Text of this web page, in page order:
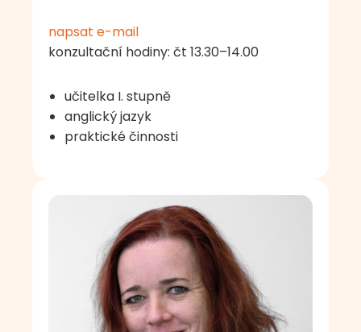
napsat e-mail
konzultační hodiny: čt 13.30–14.00
učitelka I. stupně
anglický jazyk
praktické činnosti